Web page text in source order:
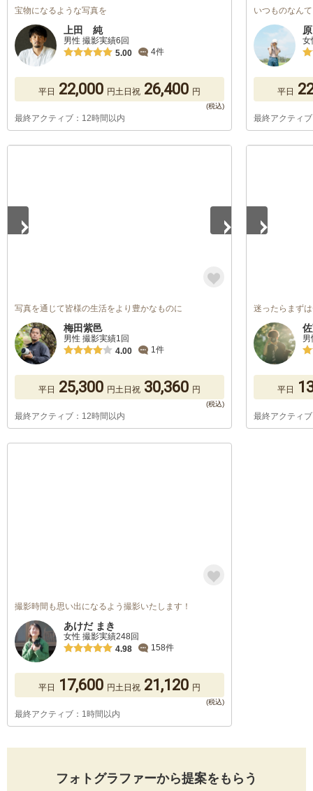
宝物になるような写真を
上田 純
男性 撮影実績6回
5.00
4件
平日 22,000 円土日祝 26,400 円
最終アクティブ：12時間以内
いつものなん
女
平日
最終アクティ
写真を通じて皆様の生活をより豊かなものに
梅田紫邑
男性 撮影実績1回
4.00
1件
平日 25,300 円土日祝 30,360 円
最終アクティブ：12時間以内
迷ったらまず
平日
最終アクティ
撮影時間も思い出になるよう撮影いたします！
あけだ まき
女性 撮影実績248回
4.98
158件
平日 17,600 円土日祝 21,120 円
最終アクティブ：1時間以内
フォトグラファーから提案をもらう